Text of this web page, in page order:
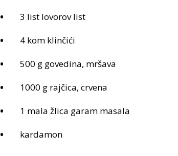
3 list lovorov list
4 kom klinčići
500 g govedina, mršava
1000 g rajčica, crvena
1 mala žlica garam masala
kardamon